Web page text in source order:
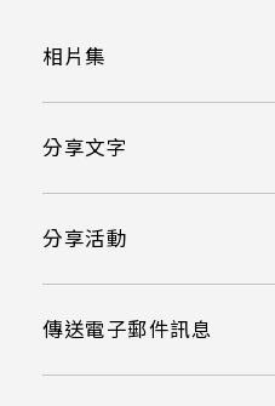
相片集
分享文字
分享活動
傳送電子郵件訊息